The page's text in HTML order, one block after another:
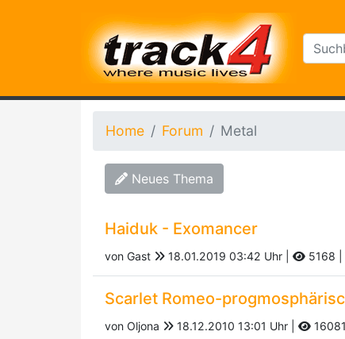
Home Forum Metal
Neues Thema
Haiduk - Exomancer
von Gast 18.01.2019 03:42 Uhr | 5168
Scarlet Romeo-
von Oljona 18.12.2010 13:01 Uhr | 16081